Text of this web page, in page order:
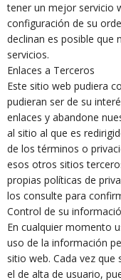
tener un mejor servicio
configuración de su
declinan es posible que
servicios.
Enlaces a Terceros
Este sitio web pudiera
pudieran ser de su
enlaces y abandone
al sitio al que es
de los términos o
esos otros sitios
propias políticas de
los consulte para
Control de su
En cualquier momento
uso de la información
sitio web. Cada vez
el de alta de usuario,